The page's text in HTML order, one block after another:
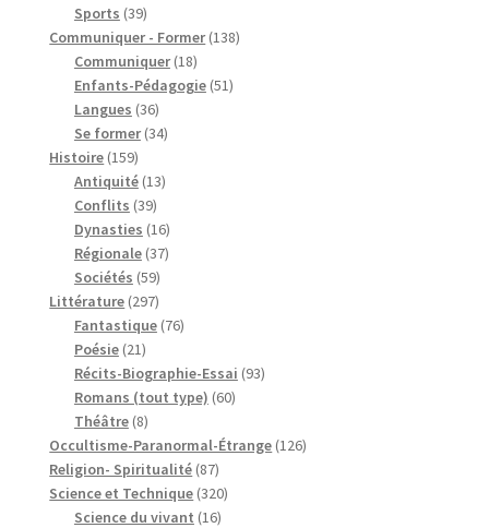
produits
Sports 3939
produits
Communiquer - Former 138138
Communiquer 1818
produits
Enfants-Pédagogie 5151
Langues 3636
produits
Se former 3434
Histoire 159159
produits
Antiquité 1313
Conflits 3939
produits
Dynasties 1616
produits
Régionale 3737
Sociétés 5959
produits
Littérature 297297
produits
Fantastique 7676
Poésie 2121
produits
Récits-Biographie-Essai 9393
Romans (tout type) 6060
Théâtre 88
produits
Occultisme-Paranormal-Étrange 126126
Religion- Spiritualité 8787
produits
Science et Technique 320320
Science du vivant 1616